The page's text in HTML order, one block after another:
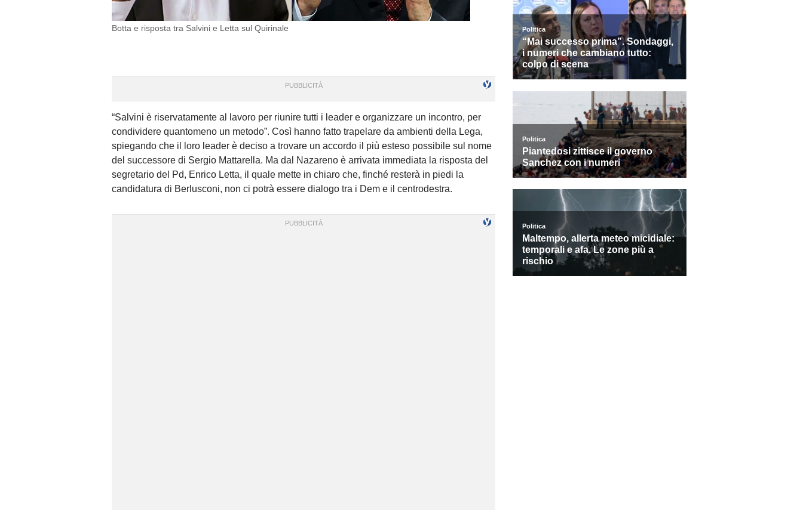
Botta e risposta tra Salvini e Letta sul Quirinale
“Salvini è riservatamente al lavoro per riunire tutti i leader e organizzare un incontro, per
condividere quantomeno un metodo”. Così hanno fatto trapelare da ambienti della Lega,
spiegando che il loro leader è deciso a trovare un accordo il più esteso possibile sul nome
del successore di Sergio Mattarella. Ma dal Nazareno è arrivata immediata la risposta del
segretario del Pd, Enrico Letta, il quale mette in chiaro che, finché resterà in piedi la
candidatura di Berlusconi, non ci potrà essere dialogo tra i Dem e il centrodestra.